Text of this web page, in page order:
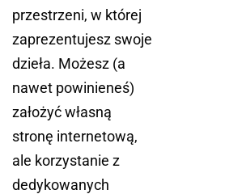
przestrzeni, w której
zaprezentujesz swoje
dzieła. Możesz (a
nawet powinieneś)
założyć własną
stronę internetową,
ale korzystanie z
dedykowanych